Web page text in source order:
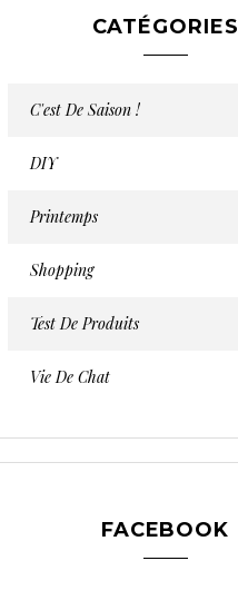
CATÉGORIES
C'est De Saison !
DIY
Printemps
Shopping
Test De Produits
Vie De Chat
FACEBOOK